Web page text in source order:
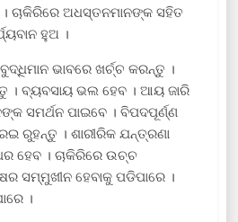
। ଚାକିରିରେ ଅଧସ୍ତନମାନଙ୍କ ସହିତ
ହୁଅ ।
ଭାବରେ ଖର୍ଚ୍ଚ କରନ୍ତୁ ।
ବ୍ୟବସାୟ ଭଲ ହେବ । ଆୟ ଜାରି
ସମର୍ଥନ ପାଇବେ । ବିପଦପୂର୍ଣ୍ଣ
ରୁହନ୍ତୁ । ଶାରୀରିକ ଯନ୍ତ୍ରଣା
ହେବ । ଚାକିରିରେ ଉଚ୍ଚ
ସମ୍ମୁଖୀନ ହେବାକୁ ପଡିପାରେ ।
।